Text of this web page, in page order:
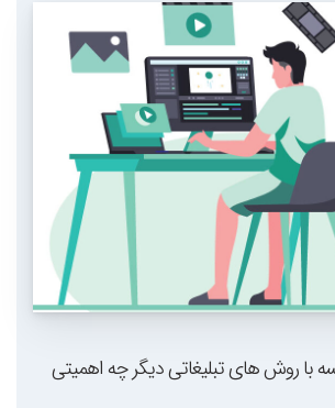
با روش های تبلیغاتی دیگر چه اهمیتی